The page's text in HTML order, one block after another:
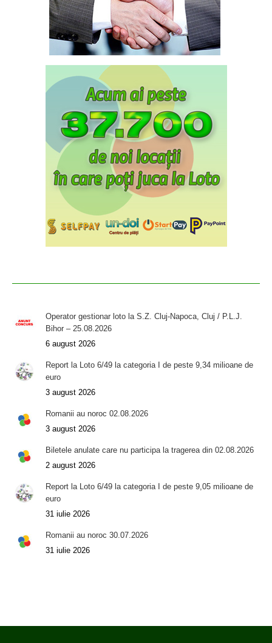
Operator gestionar loto la S.Z. Cluj-Napoca, Cluj / P.L.J.
Bihor – 25.08.2026
6 august 2026
Report la Loto 6/49 la categoria I de peste 9,34 milioane de
euro
3 august 2026
Romanii au noroc 02.08.2026
3 august 2026
Biletele anulate care nu participa la tragerea din 02.08.2026
2 august 2026
Report la Loto 6/49 la categoria I de peste 9,05 milioane de
euro
31 iulie 2026
Romanii au noroc 30.07.2026
31 iulie 2026